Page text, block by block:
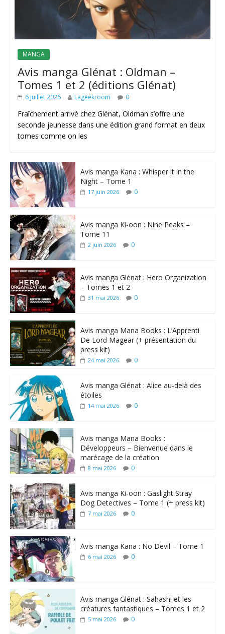
MANGA
Avis manga Glénat : Oldman –
Tomes 1 et 2 (éditions Glénat)
6 juillet 2026 Lageekroom 0
Fraîchement arrivé chez Glénat, Oldman s’offre une
seconde jeunesse dans une édition grand format en deux
tomes comme on les
Avis manga Kana : Whisper it in the
Night – Tome 1
17 juin 2026 0
Avis manga Ki-oon : Nine Peaks –
Tome 11
2 juin 2026 0
Avis manga Glénat : Hero Organization
– Tomes 1 et 2
31 mai 2026 0
Avis manga Mana Books : L’Apprenti
De Lord Magear (+ présentation du
press kit)
24 mai 2026 0
Avis manga Glénat : Alice au-delà des
étoiles
14 mai 2026 0
Avis manga Mana Books :
Développeurs – Bienvenue dans le
marécage de la création
8 mai 2026 0
Avis manga Ki-oon : Gaslight Stray
Dog Detectives – Tome 1 (+ press kit)
7 mai 2026 0
Avis manga Kana : No Devil – Tome 1
6 mai 2026 0
Avis manga Glénat : Sahashi et les
créatures fantastiques – Tomes 1 et 2
5 mai 2026 0